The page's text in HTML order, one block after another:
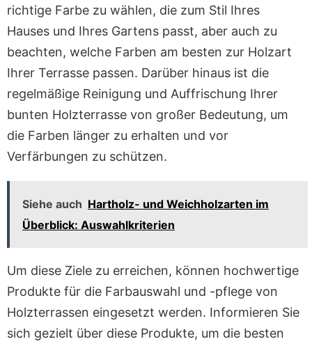
richtige Farbe zu wählen, die zum Stil Ihres
Hauses und Ihres Gartens passt, aber auch zu
beachten, welche Farben am besten zur Holzart
Ihrer Terrasse passen. Darüber hinaus ist die
regelmäßige Reinigung und Auffrischung Ihrer
bunten Holzterrasse von großer Bedeutung, um
die Farben länger zu erhalten und vor
Verfärbungen zu schützen.
Siehe auch Hartholz- und Weichholzarten im
Überblick: Auswahlkriterien
Um diese Ziele zu erreichen, können hochwertige
Produkte für die Farbauswahl und -pflege von
Holzterrassen eingesetzt werden. Informieren Sie
sich gezielt über diese Produkte, um die besten